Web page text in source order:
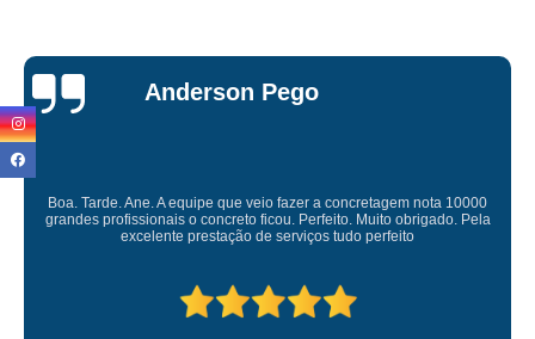
lajes de concreto armado Água Rasa
lajes de concreto para cobertura Cidade Tiradentes
valor de laje de concreto Carandiru
laje de concreto usinado preço Casa Verde
laje de concreto armado preço Anália Franco
Miriam Ruti
Gostaria de expressar minha sincera gratidão pelo excelente serviço
prestado. É gratificante contar com uma empresa comprometida e pessoas
competente. Obrigado